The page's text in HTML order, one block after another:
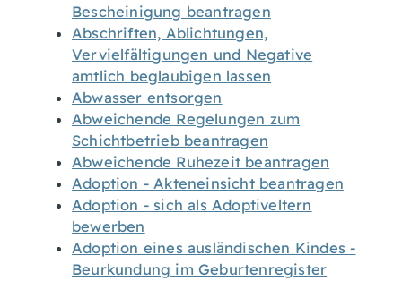
Bescheinigung beantragen
Abschriften, Ablichtungen,
Vervielfältigungen und Negative
amtlich beglaubigen lassen
Abwasser entsorgen
Abweichende Regelungen zum
Schichtbetrieb beantragen
Abweichende Ruhezeit beantragen
Adoption - Akteneinsicht beantragen
Adoption - sich als Adoptiveltern
bewerben
Adoption eines ausländischen Kindes -
Beurkundung im Geburtenregister